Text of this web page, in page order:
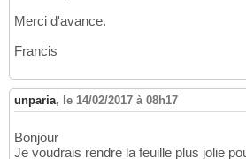
Merci d'avance.
Francis
unparia, le 14/02/2017 à 08h17
Bonjour
Je voudrais rendre la feuille plus jolie